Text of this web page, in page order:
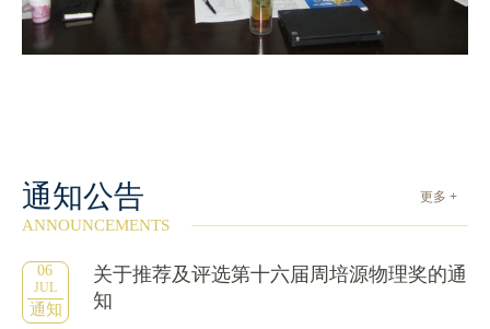
通知公告 更多 +
ANNOUNCEMENTS
06
JUL
通知
关于推荐及评选第十六届周培源物理奖的通
知